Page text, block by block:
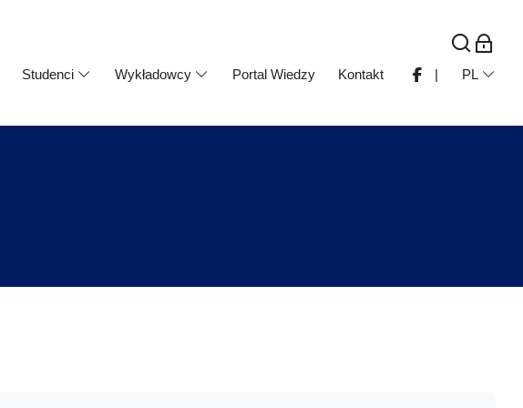
Studenci Wykładowcy Portal Wiedzy Kontakt | PL